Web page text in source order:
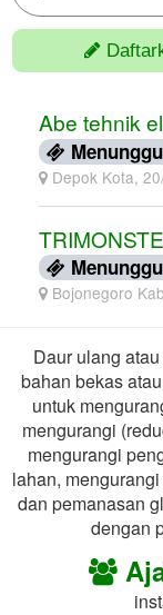
Abe tehnik
Depok Kota,
Bojonegoro
Daur ulang
bahan bekas
untuk
mengurangi
mengurangi
lahan,
dan pemanasan
dengan